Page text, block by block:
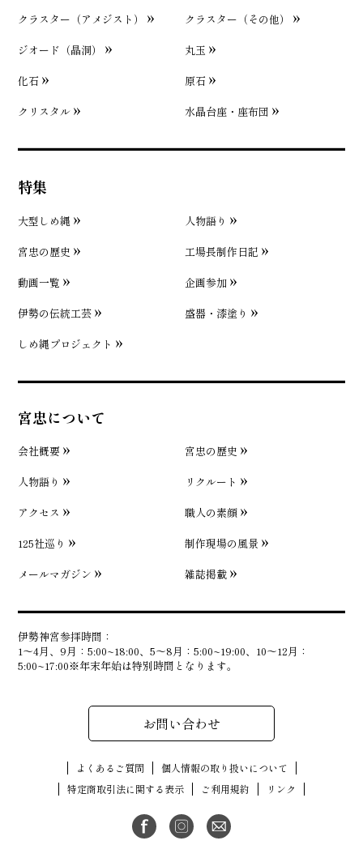
クラスター（アメジスト）
クラスター（その他）
ジオード（晶洞）
丸玉
化石
原石
クリスタル
水晶台座・座布団
特集
大型しめ縄
人物語り
宮忠の歴史
工場長制作日記
動画一覧
企画参加
伊勢の伝統工芸
盛器・漆塗り
しめ縄プロジェクト
宮忠について
会社概要
宮忠の歴史
人物語り
リクルート
アクセス
職人の素顔
125社巡り
制作現場の風景
メールマガジン
雑誌掲載
伊勢神宮参拝時間：
1〜4月、9月：5:00~18:00、5〜8月：5:00~19:00、10〜12月：
5:00~17:00※年末年始は特別時間となります。
お問い合わせ
よくあるご質問
個人情報の取り扱いについて
特定商取引法に関する表示
ご利用規約 リンク